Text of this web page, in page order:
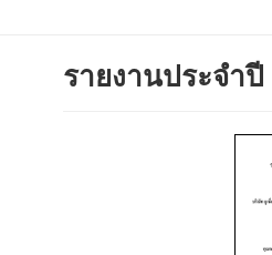
รายงานประจำปี